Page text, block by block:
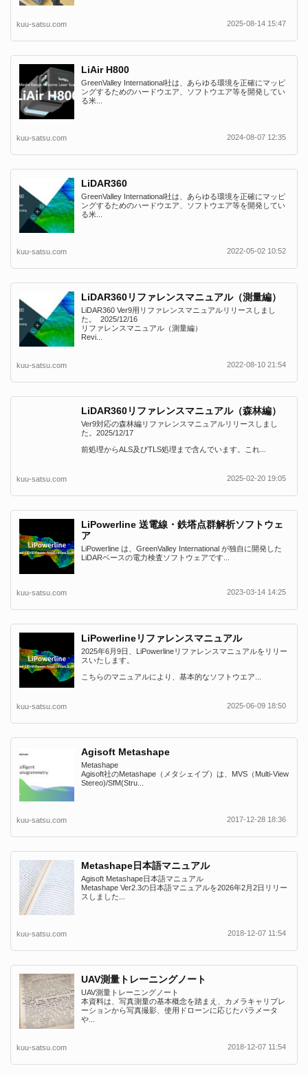
kuu-satsu.com 2025-08-14 15:47
LiAir H800
GreenValley International社は、あらゆる環境を正確にマッピ
ングするためのハードウエア、ソフトウエア等を開発してい
る米...
kuu-satsu.com 2024-08-07 12:35
LiDAR360
GreenValley International社は、あらゆる環境を正確にマッピ
ングするためのハードウエア、ソフトウエア等を開発してい
る米...
kuu-satsu.com 2022-05-02 10:52
LiDAR360リファレンスマニュアル（測量編）
LiDAR360 Ver9用リファレンスマニュアルリリースしまし
た。 2025/12/16
リファレンスマニュアル（測量編）
Revi...
kuu-satsu.com 2022-08-10 21:54
LiDAR360リファレンスマニュアル（森林編）
Ver9対応の森林編リファレンスマニュアルリリースしまし
た。2025/12/17
前処理からALS及びTLS処理まで含んでいます。これ...
kuu-satsu.com 2025-02-20 19:05
LiPowerline 送電線・鉄塔点群解析ソフトウェ
ア
LiPowerline は、GreenValley International が独自に開発した
LiDARベースの電力検査ソフトウェアです...
kuu-satsu.com 2023-03-14 14:25
LiPowerlineリファレンスマニュアル
2025年6月9日、LiPowerlineリファレンスマニュアルをリリー
スいたします。
こちらのマニュアルにより、基本的なソフトウエア...
kuu-satsu.com 2025-06-09 18:50
Agisoft Metashape
Metashape
Agisoft社のMetashape（メタシェイプ）は、MVS（Multi-View
Stereo)/SfM(Stru...
kuu-satsu.com 2017-12-28 18:36
Metashape日本語マニュアル
Agisoft Metashape日本語マニュアル
Metashape Ver2.3の日本語マニュアルを2026年2月2日リリー
スしました...
kuu-satsu.com 2018-12-07 11:54
UAV測量トレーニングノート
UAV測量トレーニングノート
本資料は、写真測量の基本概念を踏まえ、カメラキャリブレ
ーションから写真撮影、使用ドローンに応じたパラメータ
や...
kuu-satsu.com 2018-12-07 11:54